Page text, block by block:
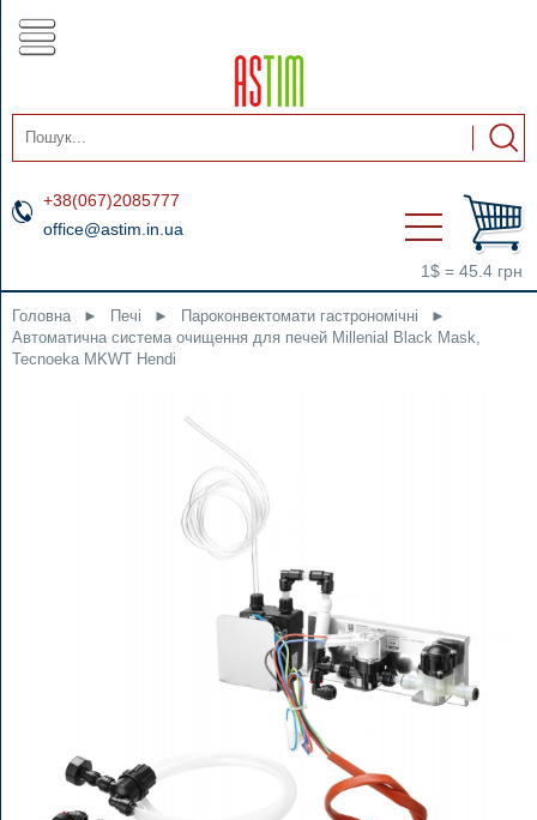
+38(067)2085777
office@astim.in.ua
1$ = 45.4 грн
Головна ► Печі ► Пароконвектомати гастрономічні
►
Автоматична система очищення для печей Millenial Black Mask,
Tecnoeka MKWT Hendi